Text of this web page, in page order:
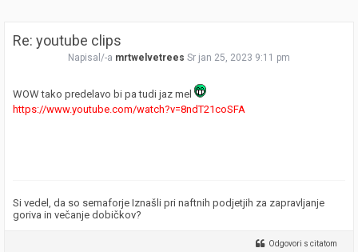
Re: youtube clips
Napisal/-a mrtwelvetrees Sr jan 25, 2023 9:11 pm
WOW tako predelavo bi pa tudi jaz mel
https://www.youtube.com/watch?v=8ndT21coSFA
Si vedel, da so semaforje Iznašli pri naftnih podjetjih za zapravljanje
goriva in večanje dobičkov?
Odgovori s citatom